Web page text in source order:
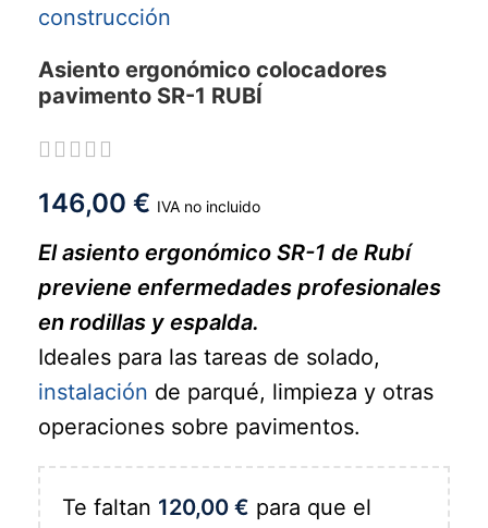
Asiento ergonómico colocadores
pavimento SR-1 RUBÍ
146,00 € IVA no incluido
El asiento ergonómico SR-1 de Rubí
previene enfermedades profesionales
en rodillas y espalda.
Ideales para las tareas de solado,
instalación de parqué, limpieza y otras
operaciones sobre pavimentos.
Te faltan 120,00 € para que el